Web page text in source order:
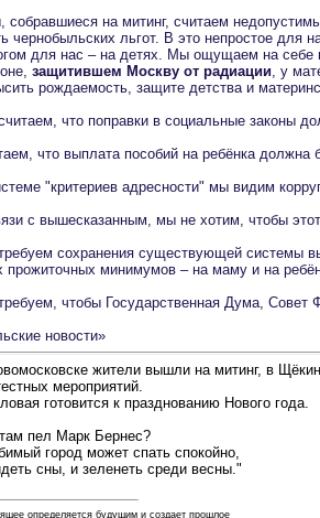
собравшиеся на митинг, считаем
чернобыльских льгот. В это непростое для
для нас – на детях. Мы ощущаем на себе
защитившем Москву от радиации, у
рождаемость, защите детства и
что поправки в социальные законы
что выплата пособий на ребёнка должна
"критериев адресности" мы видим
с вышесказанным, мы не хотим, чтобы
сохранения существующей системы
прожиточных минимумов – на маму и на
чтобы Государственная Дума, Совет
новости»
жители вышли на митинг, в
мероприятий.
готовится к празднованию Нового года.
пел Марк Бернес?
город может спать спокойно,
сны, и зеленеть среди весны."
определяется будущим и создает прошлое